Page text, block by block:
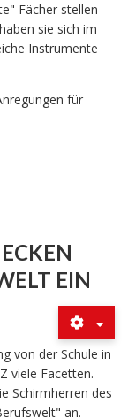
Fächer stellen
sie sich im
Instrumente
für
EIN
von der Schule in
viele Facetten.
Schirmherren des
an.